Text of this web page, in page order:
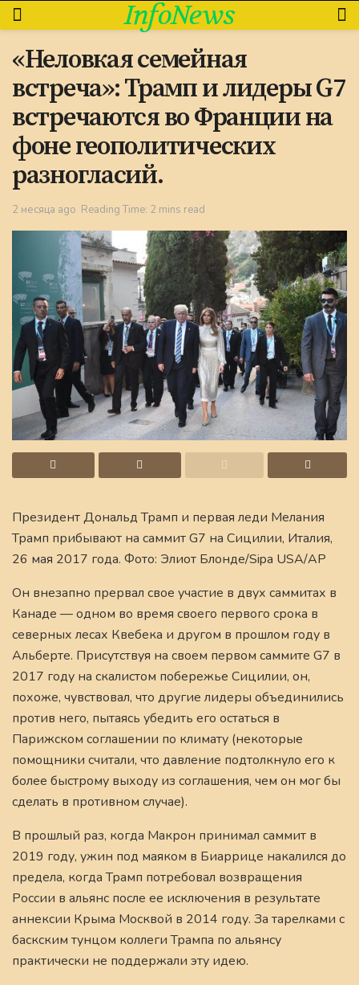
InfoNews
«Неловкая семейная
встреча»: Трамп и лидеры G7
встречаются во Франции на
фоне геополитических
разногласий.
2 месяца ago Reading Time: 2 mins read
Президент Дональд Трамп и первая леди Мелания
Трамп прибывают на саммит G7 на Сицилии, Италия,
26 мая 2017 года. Фото: Элиот Блонде/Sipa USA/AP
Он внезапно прервал свое участие в двух саммитах в
Канаде — одном во время своего первого срока в
северных лесах Квебека и другом в прошлом году в
Альберте. Присутствуя на своем первом саммите G7 в
2017 году на скалистом побережье Сицилии, он,
похоже, чувствовал, что другие лидеры объединились
против него, пытаясь убедить его остаться в
Парижском соглашении по климату (некоторые
помощники считали, что давление подтолкнуло его к
более быстрому выходу из соглашения, чем он мог бы
сделать в противном случае).
В прошлый раз, когда Макрон принимал саммит в
2019 году, ужин под маяком в Биаррице накалился до
предела, когда Трамп потребовал возвращения
России в альянс после ее исключения в результате
аннексии Крыма Москвой в 2014 году. За тарелками с
баскским тунцом коллеги Трампа по альянсу
практически не поддержали эту идею.